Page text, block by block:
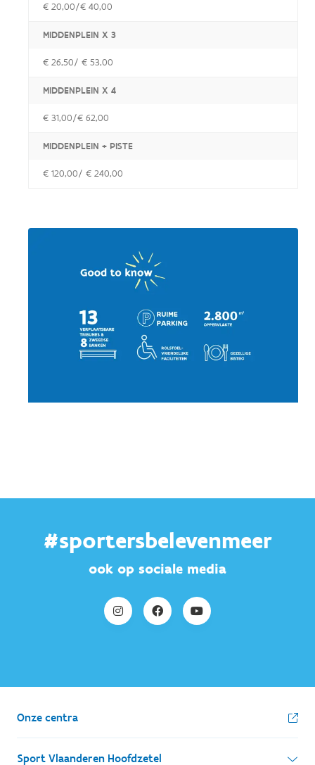
€ 20,00/€ 40,00
MIDDENPLEIN X 3
€ 26,50/ € 53,00
MIDDENPLEIN X 4
€ 31,00/€ 62,00
MIDDENPLEIN + PISTE
€ 120,00/ € 240,00
#sportersbelevenmeer
ook op sociale media
Onze centra
Sport Vlaanderen Hoofdzetel